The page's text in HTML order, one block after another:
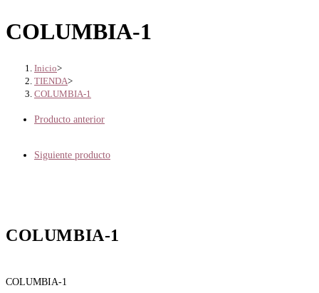
COLUMBIA-1
Inicio>
TIENDA>
COLUMBIA-1
Producto anterior
Siguiente producto
COLUMBIA-1
COLUMBIA-1